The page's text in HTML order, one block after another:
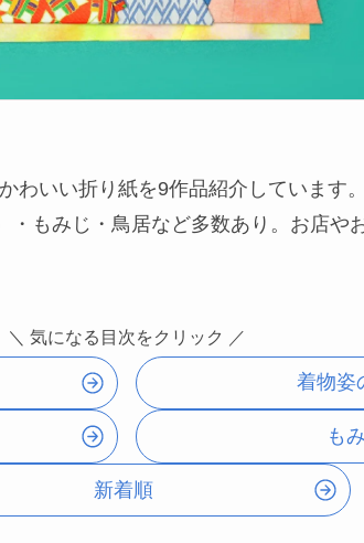
わいい折り紙を9作品紹介しています
・もみじ・鳥居など多数あり。お店や
＼ 気になる目次をクリック ／
着物姿
も
新着順